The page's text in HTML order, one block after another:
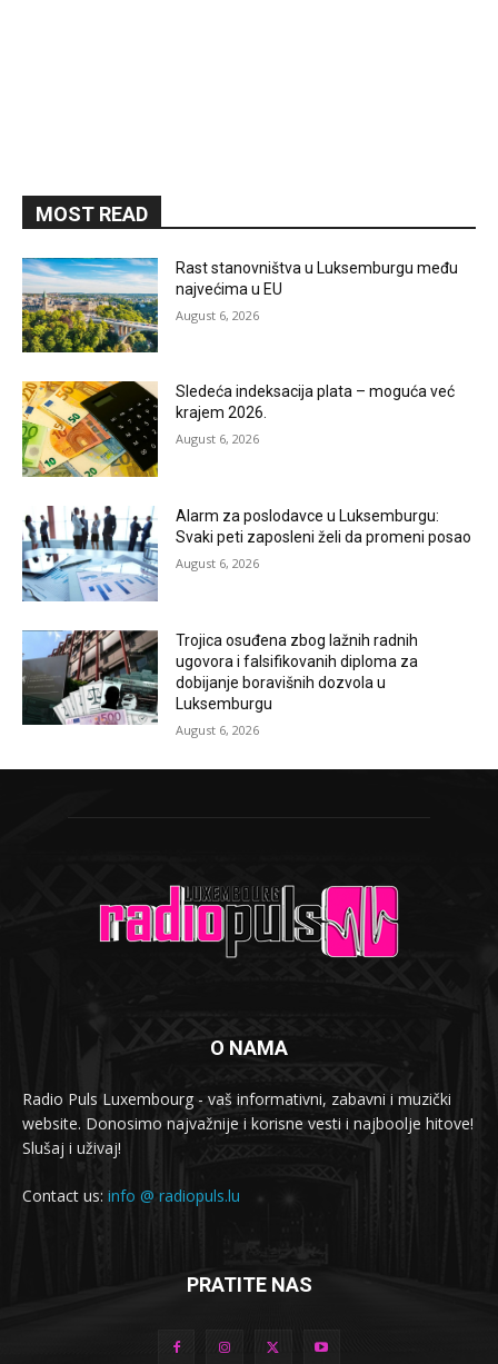
MOST READ
Rast stanovništva u Luksemburgu među
najvećima u EU
August 6, 2026
Sledeća indeksacija plata – moguća već
krajem 2026.
August 6, 2026
Alarm za poslodavce u Luksemburgu:
Svaki peti zaposleni želi da promeni posao
August 6, 2026
Trojica osuđena zbog lažnih radnih
ugovora i falsifikovanih diploma za
dobijanje boravišnih dozvola u
Luksemburgu
August 6, 2026
O NAMA
Radio Puls Luxembourg - vaš informativni, zabavni i muzički
website. Donosimo najvažnije i korisne vesti i najboolje hitove!
Slušaj i uživaj!
Contact us: info @ radiopuls.lu
PRATITE NAS